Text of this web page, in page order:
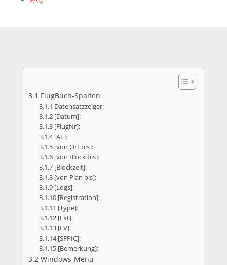
3.1 FlugBuch-Spalten
3.1.1 Datensatzzeiger:
3.1.2 [Datum]:
3.1.3 [FlugNr]:
3.1.4 [AE]:
3.1.5 [von Ort bis]:
3.1.6 [von Block bis]:
3.1.7 [Blockzeit]:
3.1.8 [von Plan bis]:
3.1.9 [Ldgs]:
3.1.10 [Registration]:
3.1.11 [Type]:
3.1.12 [Fkt]:
3.1.13 [LV]:
3.1.14 [SFPIC]:
3.1.15 [Bemerkung]:
3.2 Windows-Menü